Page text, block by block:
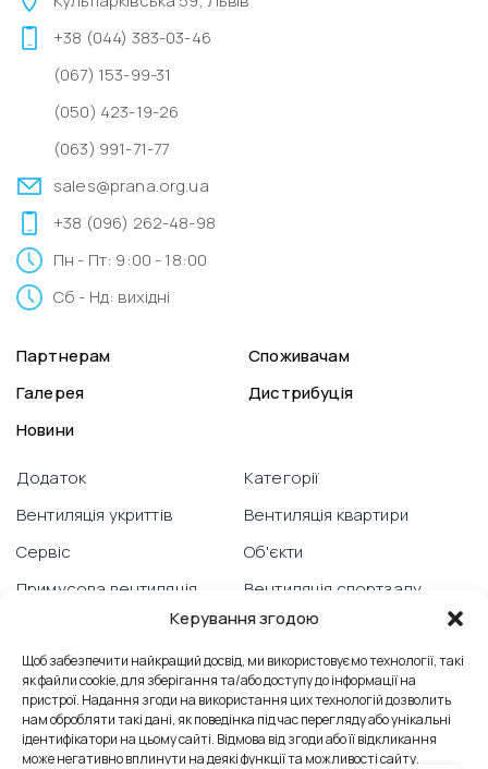
Керування згодою
Щоб забезпечити найкращий досвід, ми використовуємо технології, такі
як файли cookie, для зберігання та/або доступу до інформації на
пристрої. Надання згоди на використання цих технологій дозволить
нам обробляти такі дані, як поведінка під час перегляду або унікальні
ідентифікатори на цьому сайті. Відмова від згоди або її відкликання
може негативно вплинути на деякі функції та можливості сайту.
+38 (044) 383-03-46
(067) 153-99-31
(050) 423-19-26
(063) 991-71-77
sales@prana.org.ua
+38 (096) 262-48-98
Пн - Пт: 9:00 - 18:00
Сб - Нд: вихідні
Партнерам
Споживачам
Галерея
Дистрибуція
Новини
Додаток
Вентиляція укриттів
Сервіс
Примусова вентиляція
PRANA зі смартфону
Технічна підтримка
Боротьба з пліснявою
Категорії
Вентиляція квартири
Об'єкти
Вентиляція спортзалу
Відеоблог
Вентиляція школи
Відгуки
Вентиляція офісу